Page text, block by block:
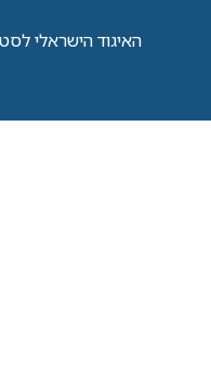
האיגוד הישראלי לסטטיסטיקה